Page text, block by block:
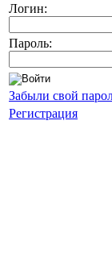
Логин:
Пароль:
Забыли свой
Регистрация